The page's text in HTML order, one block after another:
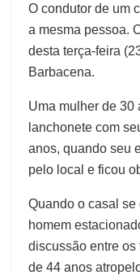
O condutor de um
a mesma pessoa.
desta terça-feira
Barbacena.
Uma mulher de 30
lanchonete com
anos, quando seu
pelo local e ficou
Quando o casal
homem
discussão entre os
de 44 anos